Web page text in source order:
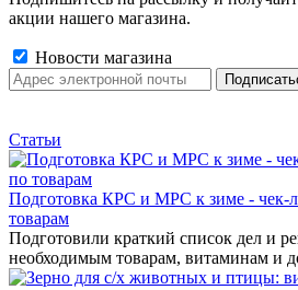
акции нашего магазина.
Новости магазина
Статьи
Подготовка КРС и МРС к зиме - чек-
товарам
Подготовили краткий список дел и
необходимым товарам, витаминам и